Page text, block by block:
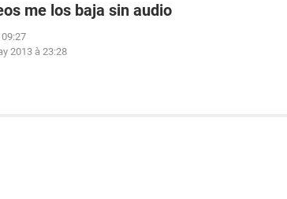
me los baja sin audio
2013 à 23:28